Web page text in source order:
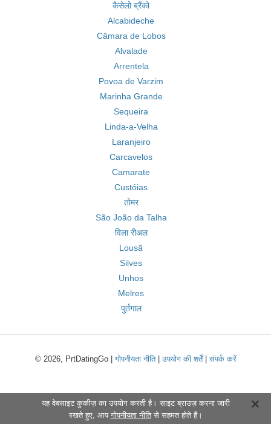
कैसेलो ब्रैंको
Alcabideche
Câmara de Lobos
Alvalade
Arrentela
Povoa de Varzim
Marinha Grande
Sequeira
Linda-a-Velha
Laranjeiro
Carcavelos
Camarate
Custóias
तोमर
São João da Talha
विला रीअल
Lousã
Silves
Unhos
Melres
पुर्तगाल
© 2026, PrtDatingGo |गोपनीयता नीति|उपयोग की शर्तें|संपर्क करें
यह वेबसाइट कुकीज़ का उपयोग करती है। साइट ब्राउज़ करना जारी
रखते हुए, आप गोपनीयता नीतिसे सहमत होते हैं।